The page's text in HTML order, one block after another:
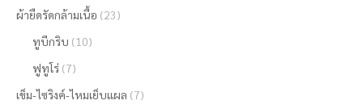
ผ้ายืดรัดกล้ามเนื้อ (23)
ทูบีกริบ (10)
ฟูทูโร่ (7)
เข็ม-ไซริงค์-ไหมเย็บแผล (7)